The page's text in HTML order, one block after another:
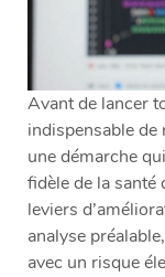
Avant de lancer
indispensable de
une démarche
fidèle de la santé
leviers
analyse
avec un risque